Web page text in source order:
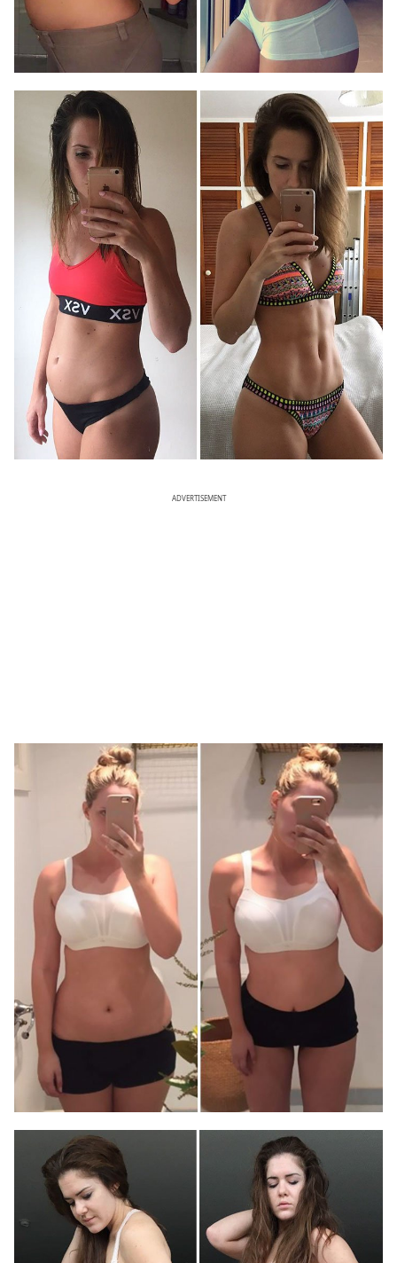
ADVERTISEMENT